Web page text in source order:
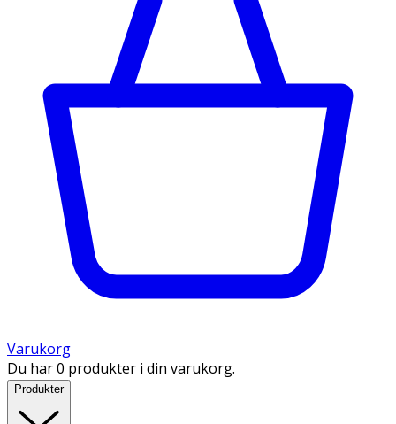
Varukorg
Du har 0 produkter i din varukorg.
Produkter